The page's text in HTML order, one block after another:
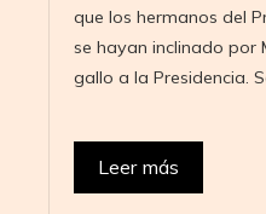
que los hermanos del
se hayan inclinado por
gallo a la Presidencia.
Leer más